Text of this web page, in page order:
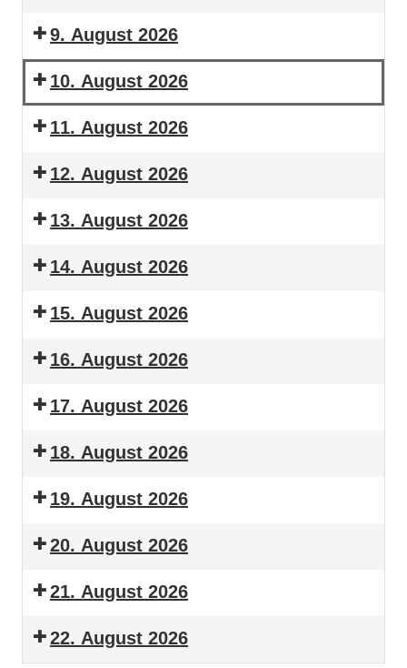
9. August 2026
10. August 2026
11. August 2026
12. August 2026
13. August 2026
14. August 2026
15. August 2026
16. August 2026
17. August 2026
18. August 2026
19. August 2026
20. August 2026
21. August 2026
22. August 2026